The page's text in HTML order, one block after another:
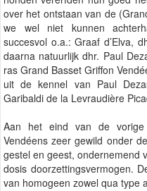
over het ontstaan van de
we wel niet kunnen
succesvol o.a.: Graaf d’Elva,
daarna natuurlijk dhr. Paul
ras Grand Basset Griffon
uit de kennel van Paul
Garibaldi de la Levraudière
Aan het eind van de
Vendéens zeer gewild onder
gestel en geest, ondernemend
dosis doorzettingsvermogen.
van homogeen zowel qua type